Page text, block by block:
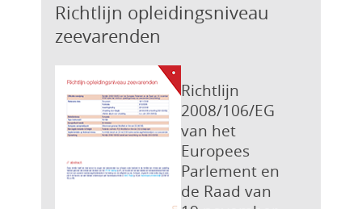
Richtlijn opleidingsniveau
zeevarenden
Richtlijn
2008/106/EG
van het
Europees
Parlement en
de Raad van